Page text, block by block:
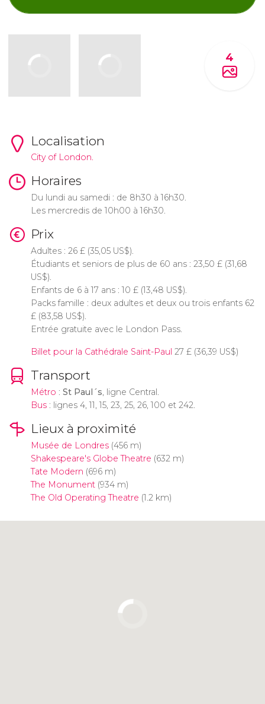
4
Localisation
City of London.
Horaires
Du lundi au samedi : de 8h30 à 16h30.
Les mercredis de 10h00 à 16h30.
Prix
Adultes : 26 £(35,05 US$).
Étudiants et seniors de plus de 60 ans : 23,50 £(31,68
US$).
Enfants de 6 à 17 ans : 10 £(13,48 US$).
Packs famille : deux adultes et deux ou trois enfants 62
£(83,58 US$).
Entrée gratuite avec le London Pass.
Billet pour la Cathédrale Saint-Paul 27 £(36,39 US$)
Transport
Métro : St Paul´s, ligne Central.
Bus : lignes 4, 11, 15, 23, 25, 26, 100 et 242.
Lieux à proximité
Musée de Londres(456 m)
Shakespeare's Globe Theatre (632 m)
Tate Modern (696 m)
The Monument(934 m)
The Old Operating Theatre (1.2 km)